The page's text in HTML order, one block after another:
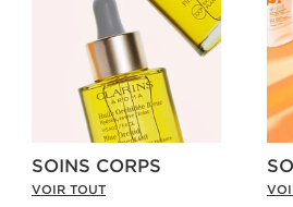
SOINS CORPS
VOIR TOUT